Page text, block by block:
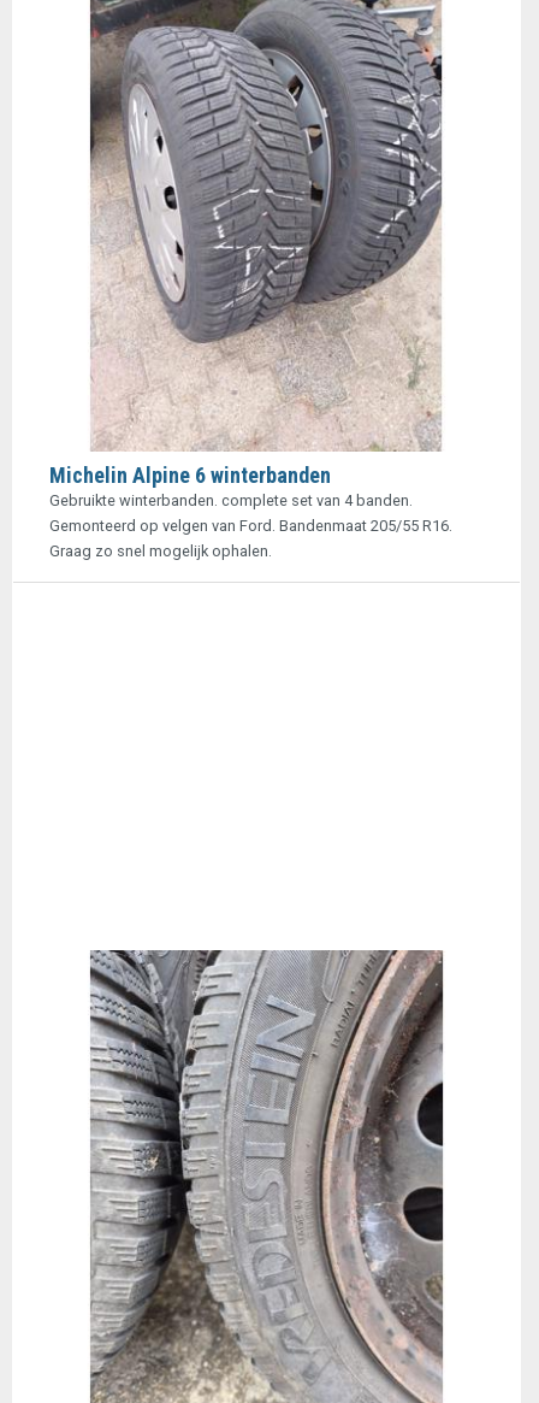
Michelin Alpine 6 winterbanden
Gebruikte winterbanden. complete set van 4 banden.
Gemonteerd op velgen van Ford. Bandenmaat 205/55 R16.
Graag zo snel mogelijk ophalen.